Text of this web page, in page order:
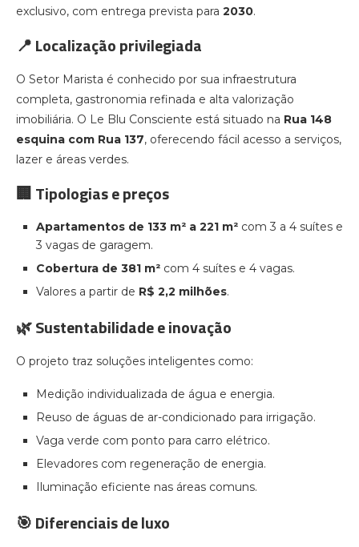
exclusivo, com entrega prevista para 2030.
📍 Localização privilegiada
O Setor Marista é conhecido por sua infraestrutura
completa, gastronomia refinada e alta valorização
imobiliária. O Le Blu Consciente está situado na Rua 148
esquina com Rua 137, oferecendo fácil acesso a serviços,
lazer e áreas verdes.
🏢 Tipologias e preços
Apartamentos de 133 m² a 221 m² com 3 a 4 suítes e
3 vagas de garagem.
Cobertura de 381 m² com 4 suítes e 4 vagas.
Valores a partir de R$ 2,2 milhões.
🌿 Sustentabilidade e inovação
O projeto traz soluções inteligentes como:
Medição individualizada de água e energia.
Reuso de águas de ar-condicionado para irrigação.
Vaga verde com ponto para carro elétrico.
Elevadores com regeneração de energia.
Iluminação eficiente nas áreas comuns.
🎯 Diferenciais de luxo